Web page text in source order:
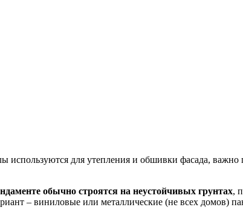
используются для утепления и обшивки фасада,
обычно строятся на неустойчивых грунтах,
– виниловые или металлические (не всех домов)